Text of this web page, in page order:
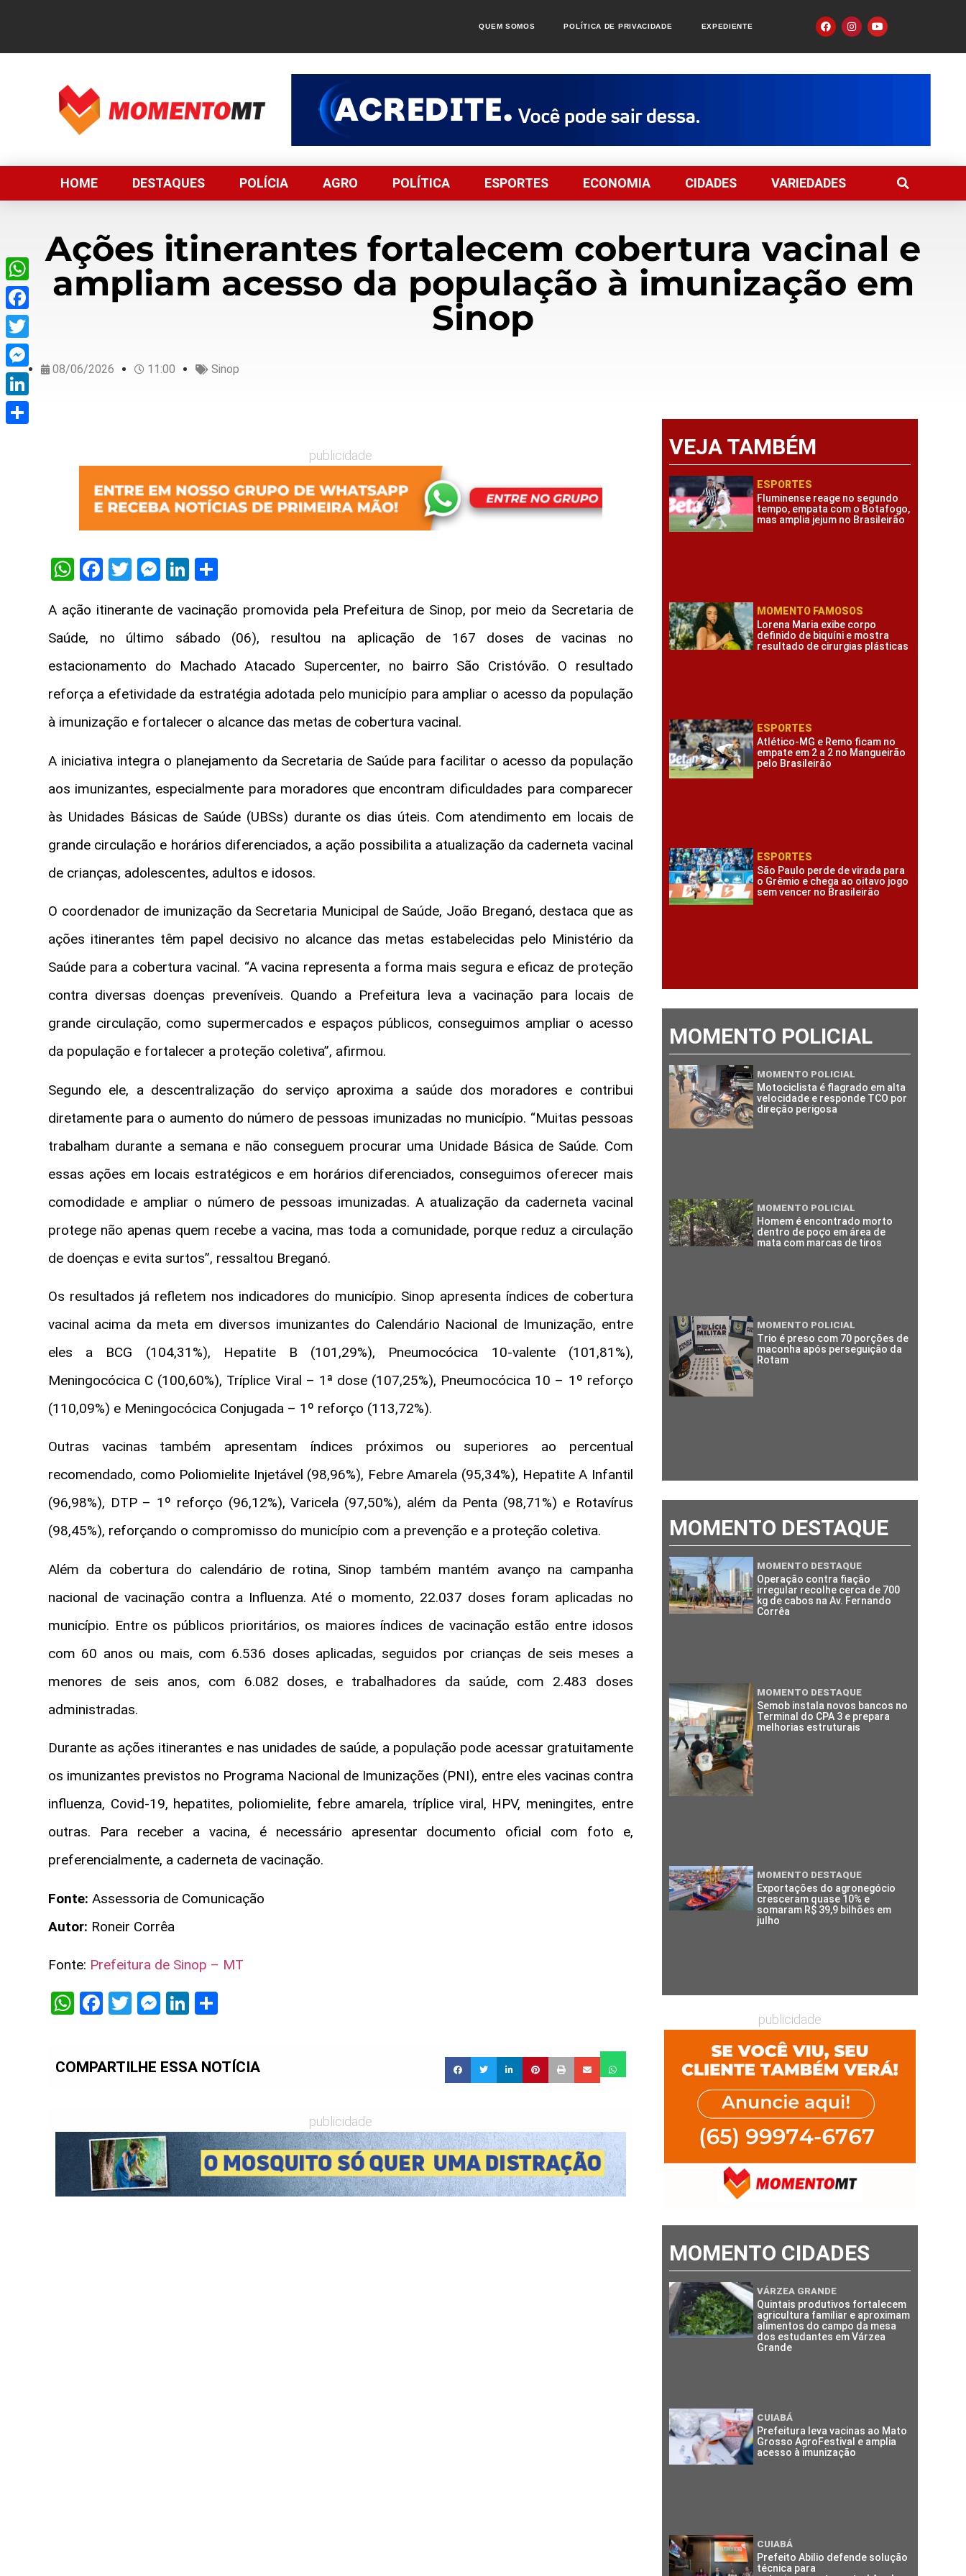
QUEM SOMOS POLÍTICA DE PRIVACIDADE EXPEDIENTE
HOME DESTAQUES POLÍCIA AGRO POLÍTICA ESPORTES ECONOMIA CIDADES VARIEDADES
Ações itinerantes fortalecem cobertura vacinal e
ampliam acesso da população à imunização em
Sinop
08/06/2026 11:00 Sinop
publicidade
WhatsApp
Facebook
TwitterMessenger
LinkedIn
A ação itinerante de vacinação promovida pela Prefeitura de Sinop, por meio da Secretaria de
Saúde, no último sábado (06), resultou na aplicação de 167 doses de vacinas no
estacionamento do Machado Atacado Supercenter, no bairro São Cristóvão. O resultado
reforça a efetividade da estratégia adotada pelo município para ampliar o acesso da população
à imunização e fortalecer o alcance das metas de cobertura vacinal.
A iniciativa integra o planejamento da Secretaria de Saúde para facilitar o acesso da população
aos imunizantes, especialmente para moradores que encontram dificuldades para comparecer
às Unidades Básicas de Saúde (UBSs) durante os dias úteis. Com atendimento em locais de
grande circulação e horários diferenciados, a ação possibilita a atualização da caderneta vacinal
de crianças, adolescentes, adultos e idosos.
O coordenador de imunização da Secretaria Municipal de Saúde, João Breganó, destaca que as
ações itinerantes têm papel decisivo no alcance das metas estabelecidas pelo Ministério da
Saúde para a cobertura vacinal. “A vacina representa a forma mais segura e eficaz de proteção
contra diversas doenças preveníveis. Quando a Prefeitura leva a vacinação para locais de
grande circulação, como supermercados e espaços públicos, conseguimos ampliar o acesso
da população e fortalecer a proteção coletiva”, afirmou.
Segundo ele, a descentralização do serviço aproxima a saúde dos moradores e contribui
diretamente para o aumento do número de pessoas imunizadas no município. “Muitas pessoas
trabalham durante a semana e não conseguem procurar uma Unidade Básica de Saúde. Com
essas ações em locais estratégicos e em horários diferenciados, conseguimos oferecer mais
comodidade e ampliar o número de pessoas imunizadas. A atualização da caderneta vacinal
protege não apenas quem recebe a vacina, mas toda a comunidade, porque reduz a circulação
de doenças e evita surtos”, ressaltou Breganó.
Os resultados já refletem nos indicadores do município. Sinop apresenta índices de cobertura
vacinal acima da meta em diversos imunizantes do Calendário Nacional de Imunização, entre
eles a BCG (104,31%), Hepatite B (101,29%), Pneumocócica 10-valente (101,81%),
Meningocócica C (100,60%), Tríplice Viral – 1ª dose (107,25%), Pneumocócica 10 – 1º reforço
(110,09%) e Meningocócica Conjugada – 1º reforço (113,72%).
Outras vacinas também apresentam índices próximos ou superiores ao percentual
recomendado, como Poliomielite Injetável (98,96%), Febre Amarela (95,34%), Hepatite A Infantil
(96,98%), DTP – 1º reforço (96,12%), Varicela (97,50%), além da Penta (98,71%) e Rotavírus
(98,45%), reforçando o compromisso do município com a prevenção e a proteção coletiva.
Além da cobertura do calendário de rotina, Sinop também mantém avanço na campanha
nacional de vacinação contra a Influenza. Até o momento, 22.037 doses foram aplicadas no
município. Entre os públicos prioritários, os maiores índices de vacinação estão entre idosos
com 60 anos ou mais, com 6.536 doses aplicadas, seguidos por crianças de seis meses a
menores de seis anos, com 6.082 doses, e trabalhadores da saúde, com 2.483 doses
administradas.
Durante as ações itinerantes e nas unidades de saúde, a população pode acessar gratuitamente
os imunizantes previstos no Programa Nacional de Imunizações (PNI), entre eles vacinas contra
influenza, Covid-19, hepatites, poliomielite, febre amarela, tríplice viral, HPV, meningites, entre
outras. Para receber a vacina, é necessário apresentar documento oficial com foto e,
preferencialmente, a caderneta de vacinação.
Fonte: Assessoria de Comunicação
Autor: Roneir Corrêa
Fonte: Prefeitura de Sinop – MT
WhatsApp
Facebook
TwitterMessenger
LinkedIn
COMPARTILHE ESSA NOTÍCIA
publicidade
VEJA TAMBÉM
ESPORTES
Fluminense reage no segundo
tempo, empata com o Botafogo,
mas amplia jejum no Brasileirão
MOMENTO FAMOSOS
Lorena Maria exibe corpo
definido de biquíni e mostra
resultado de cirurgias plásticas
ESPORTES
Atlético-MG e Remo ficam no
empate em 2 a 2 no Mangueirão
pelo Brasileirão
ESPORTES
São Paulo perde de virada para
o Grêmio e chega ao oitavo jogo
sem vencer no Brasileirão
MOMENTO POLICIAL
MOMENTO POLICIAL
Motociclista é flagrado em alta
velocidade e responde TCO por
direção perigosa
MOMENTO POLICIAL
Homem é encontrado morto
dentro de poço em área de
mata com marcas de tiros
MOMENTO POLICIAL
Trio é preso com 70 porções de
maconha após perseguição da
Rotam
MOMENTO DESTAQUE
MOMENTO DESTAQUE
Operação contra fiação
irregular recolhe cerca de 700
kg de cabos na Av. Fernando
Corrêa
MOMENTO DESTAQUE
Semob instala novos bancos no
Terminal do CPA 3 e prepara
melhorias estruturais
MOMENTO DESTAQUE
Exportações do agronegócio
cresceram quase 10% e
somaram R$ 39,9 bilhões em
julho
publicidade
MOMENTO CIDADES
VÁRZEA GRANDE
Quintais produtivos fortalecem
agricultura familiar e aproximam
alimentos do campo da mesa
dos estudantes em Várzea
Grande
CUIABÁ
Prefeitura leva vacinas ao Mato
Grosso AgroFestival e amplia
acesso à imunização
CUIABÁ
Prefeito Abilio defende solução
técnica para
WhatsApp
Facebook
Twitter
Messenger
LinkedIn